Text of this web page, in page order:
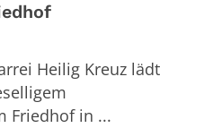
Heilig Kreuz lädt
Friedhof in ...